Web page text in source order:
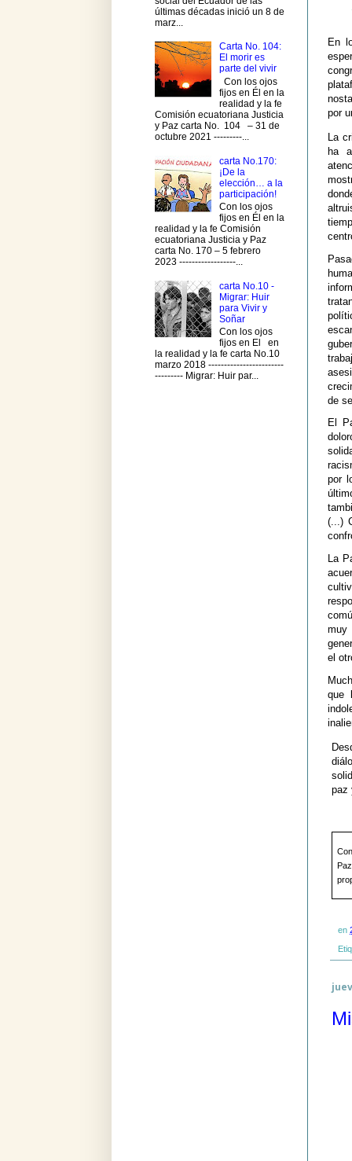
En
por
La
ha
de
El
por
(...)
La
muy
el
que
paz
en
últimas décadas inició un 8 de
marz...
Carta No. 104:
El morir es
parte del vivir
Con los ojos
fijos en Él en la
realidad y la fe
Comisión ecuatoriana Justicia
y Paz carta No. 104 – 31 de
octubre 2021 ---------...
carta No.170:
¡De la
elección… a la
participación!
Con los ojos
fijos en Él en la
realidad y la fe Comisión
ecuatoriana Justicia y Paz
carta No. 170 – 5 febrero
2023 ------------------...
carta No.10 -
Migrar: Huir
para Vivir y
Soñar
Con los ojos
fijos en El en
la realidad y la fe carta No.10
marzo 2018 ------------------------
--------- Migrar: Huir par...